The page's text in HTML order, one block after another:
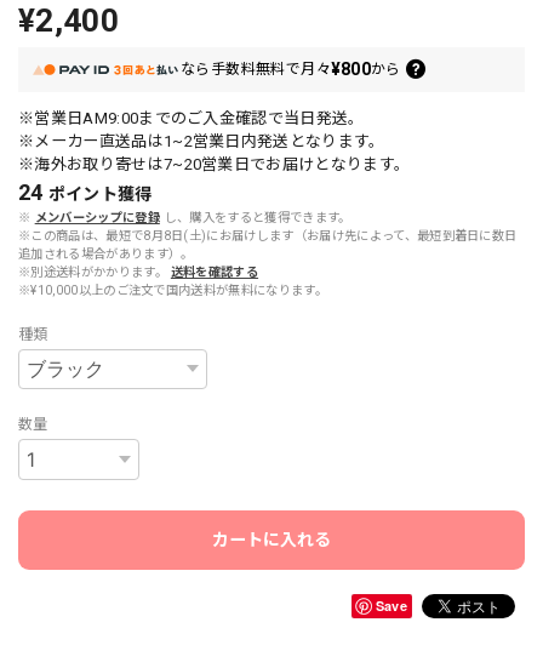
¥2,400
なら 手数料無料で月々¥800から
※営業日AM9:00までのご入金確認で当日発送。
※メーカー直送品は1~2営業日内発送となります。
※海外お取り寄せは7~20営業日でお届けとなります。
24 ポイント獲得
※ メンバーシップに登録 し、購入をすると獲得できます。
※この商品は、最短で8月8日(土)にお届けします（お届け先によって、最短到着日に数日
追加される場合があります）。
※別途送料がかかります。
送料を確認する
※¥10,000以上のご注文で国内送料が無料になります。
種類
数量
カートに入れる
Save